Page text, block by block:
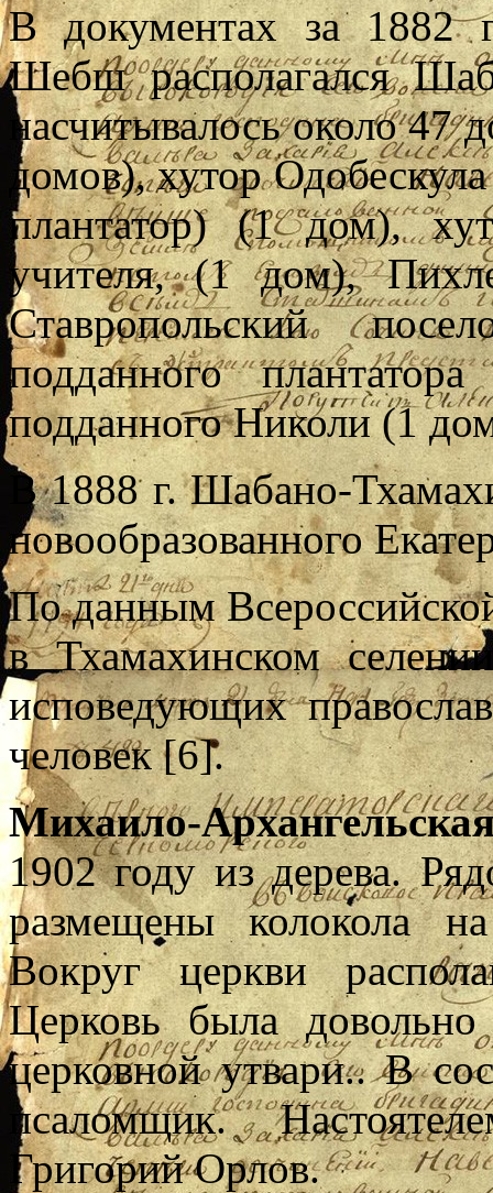
В документах за 1882
Шебш располагался
насчитывалось около 47
домов), хутор
плантатор) (1 дом),
учителя, (1 дом),
Ставропольский
подданного
подданного Николи (1
В 1888 г. Шабано-
новообразованного
По данным
в Тхамахинском
исповедующих
человек [6].
Михаило-
1902 году из дерева.
размещены колокола
Вокруг церкви
Церковь была
церковной утвари.. В
псаломщик.
Григорий Орлов.